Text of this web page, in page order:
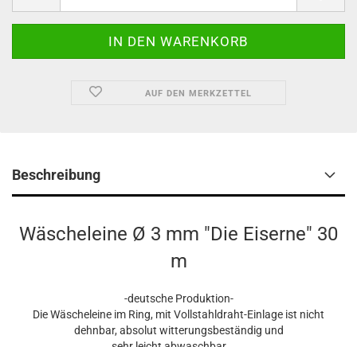
AUF DEN MERKZETTEL
Beschreibung
Wäscheleine Ø 3 mm "Die Eiserne" 30
m
-deutsche Produktion-
Die Wäscheleine im Ring, mit Vollstahldraht-Einlage ist nicht
dehnbar, absolut witterungsbeständig und